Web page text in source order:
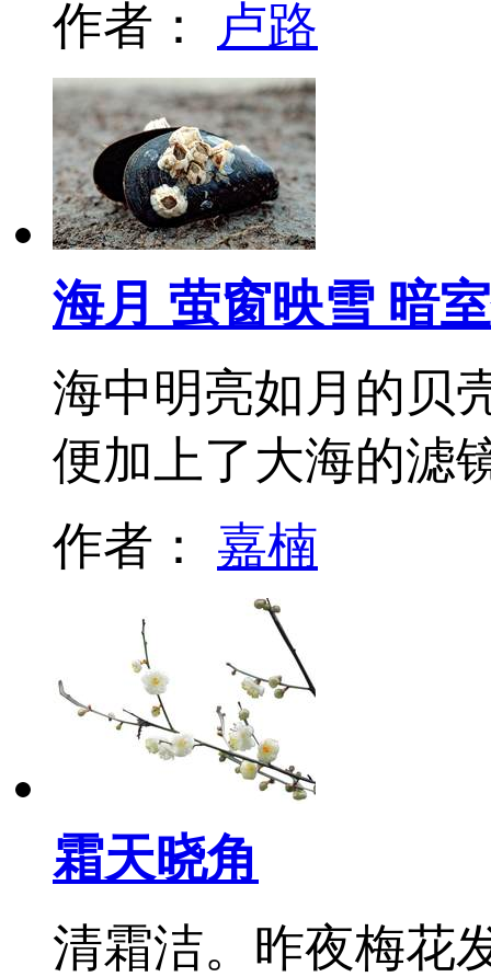
作者：
卢路
海月 萤窗映雪 暗
海中明亮如月的贝
便加上了大海的滤
作者： 嘉楠
霜天晓角
清霜洁。昨夜梅花